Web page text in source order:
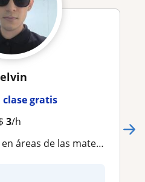
clase gratis
3/h
de las matemáticas